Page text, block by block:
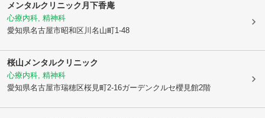
メンタルクリニック月下香庵
心療内科, 精神科
愛知県名古屋市昭和区 川名山町1-48
桜山メンタルクリニック
心療内科, 精神科
愛知県名古屋市瑞穂区桜見町2-16ガーデンクルセ櫻見館2階